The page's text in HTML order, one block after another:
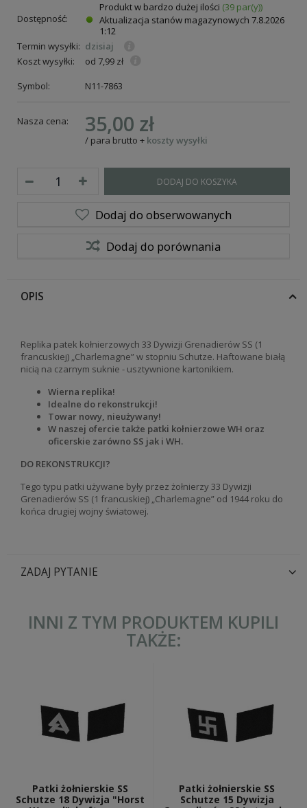
Dostępność:
Produkt w bardzo dużej ilości (39 par(y))
Aktualizacja stanów magazynowych 7.8.2026
1:12
Termin wysyłki: dzisiaj
Koszt wysyłki:
od 7,99 zł
Symbol:
N11-7863
Nasza cena: 35,00 zł
/ para brutto + koszty wysyłki
DODAJ DO KOSZYKA
Dodaj do obserwowanych
Dodaj do porównania
OPIS
Replika patek kołnierzowych 33 Dywizji Grenadierów SS (1
francuskiej) „Charlemagne” w stopniu Schutze. Haftowane białą
nicią na czarnym suknie - usztywnione kartonikiem.
Wierna replika!
Idealne do rekonstrukcji!
Towar nowy, nieużywany!
W naszej ofercie także patki kołnierzowe WH oraz
oficerskie zarówno SS jak i WH.
DO REKONSTRUKCJI?
Tego typu patki używane były przez żołnierzy33 Dywizji
Grenadierów SS (1 francuskiej) „Charlemagne” od 1944 roku do
końca drugiej wojny światowej.
ZADAJ PYTANIE
INNI Z TYM PRODUKTEM KUPILI
TAKŻE:
Patki żołnierskie SS
Schutze 18 Dywizja "Horst
Patki żołnierskie SS
Schutze 15 Dywizja